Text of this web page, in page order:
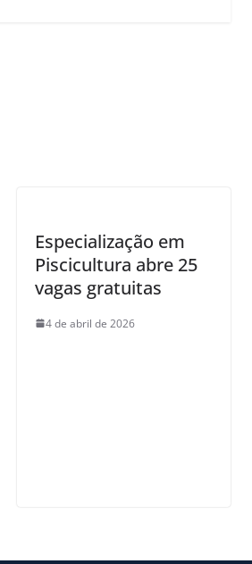
Especialização em
Piscicultura abre 25
vagas gratuitas
4 de abril de 2026